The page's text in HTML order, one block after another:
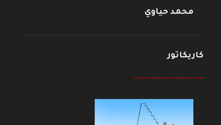
محمد حياوي
كاريكاتور
--------------------